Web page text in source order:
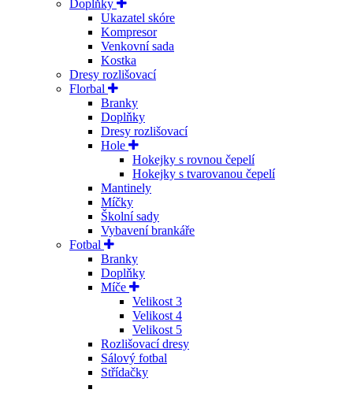
Doplňky
Ukazatel skóre
Kompresor
Venkovní sada
Kostka
Dresy rozlišovací
Florbal
Branky
Doplňky
Dresy rozlišovací
Hole
Hokejky s rovnou čepelí
Hokejky s tvarovanou čepelí
Mantinely
Míčky
Školní sady
Vybavení brankáře
Fotbal
Branky
Doplňky
Míče
Velikost 3
Velikost 4
Velikost 5
Rozlišovací dresy
Sálový fotbal
Střídačky